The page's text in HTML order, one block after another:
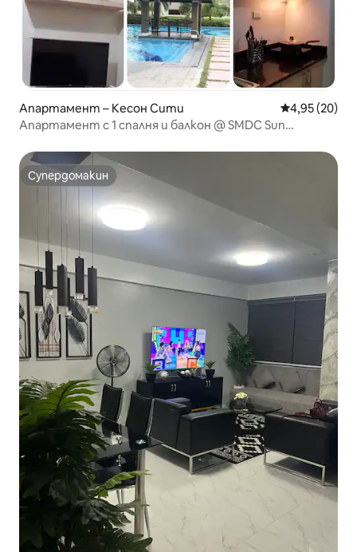
Апартамент – Кесон Сити Средна
4,95 (20)
Апартамент с 1 спалня и балкон @ SMDC Sun
Супердомакин
Супердомакин